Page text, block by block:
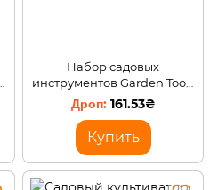
Набор садовых
инструментов Garden Tools
4в1
161.53₴
Купить